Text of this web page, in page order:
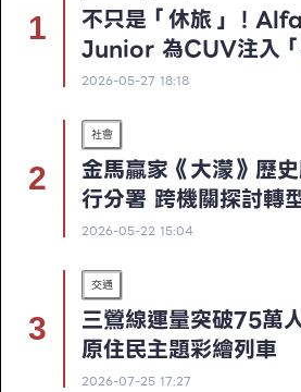
不只是「休旅」！
Junior 為CUV注入
2026-05-27 18:18
社會
金馬贏家《大濛》歷
行分署 跨機關探討轉
2026-05-22 15:04
交通
三鶯線運量突破75萬
原住民主題彩繪列車
2026-07-25 17:27